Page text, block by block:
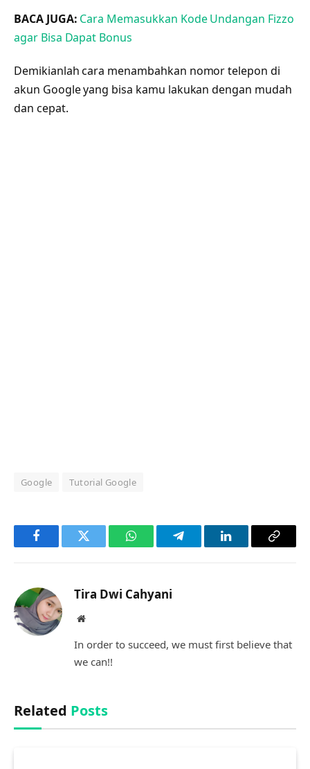
BACA JUGA: Cara Memasukkan Kode Undangan Fizzo
agar Bisa Dapat Bonus
Demikianlah cara menambahkan nomor telepon di
akun Google yang bisa kamu lakukan dengan mudah
dan cepat.
Google Tutorial Google
FacebookTwitter WhatsAppTelegramLinkedInCopy
Tira Dwi Cahyani
Website
In order to succeed, we must first believe that
we can!!
Related Posts